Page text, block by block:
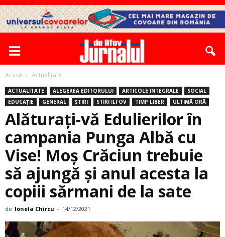
Acasă Actualitate
ACTUALITATE ALEGEREA EDITORULUI ARTICOLE INTEGRALE
SOCIAL
EDUCAȚIE
GENERAL ȘTIRI STIRI ILFOV TIMP LIBER ULTIMĂ ORĂ
Alăturați-vă Edulierilor în
campania Punga Albă cu
Vise! Moș Crăciun trebuie
să ajungă și anul acesta la
copiii sărmani de la sate
de Ionela Chircu - 14/12/2021